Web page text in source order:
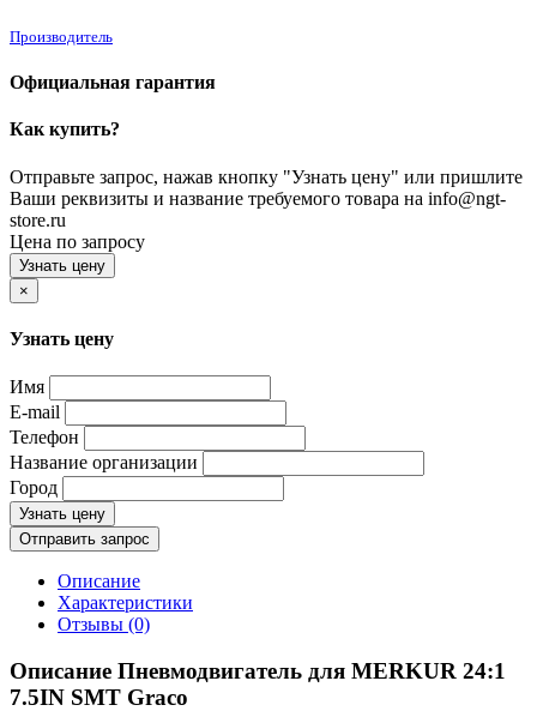
Производитель
Официальная гарантия
Как купить?
Отправьте запрос, нажав кнопку "Узнать цену" или пришлите
Ваши реквизиты и название требуемого товара на info@ngt-
store.ru
Цена по запросу
Узнать цену
×
Узнать цену
Имя
E-mail
Телефон
Название организации
Город
Узнать цену
Отправить запрос
Описание
Характеристики
Отзывы (0)
Описание Пневмодвигатель для MERKUR 24:1
7.5IN SMT Graco